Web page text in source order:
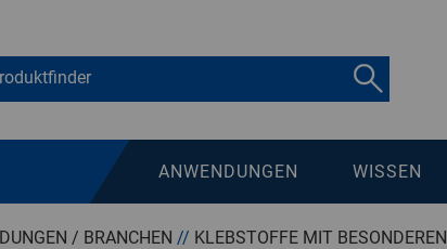
ANWENDUNGEN WISSEN
/ BRANCHEN // KLEBSTOFFE MIT BESONDEREN